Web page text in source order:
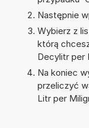
Następnie
Wybierz z
którą
Decylitr per
Na koniec
przeliczyć
Litr per